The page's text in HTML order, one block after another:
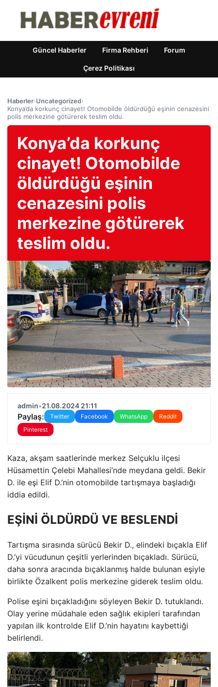
Güncel Haberler Firma Rehberi Forum
Çerez Politikası
Haberler›Uncategorized›
Konya’da korkunç cinayet! Otomobilde öldürdüğü eşinin cenazesini
polis merkezine götürerek teslim oldu.
Konya’da korkunç
cinayet! Otomobilde
öldürdüğü eşinin
cenazesini polis
merkezine götürerek
teslim oldu.
admin•21.08.2024 21:11
Paylaş: Twitter Facebook WhatsApp
Reddit
Pinterest
Kaza, akşam saatlerinde merkez Selçuklu ilçesi
Hüsamettin Çelebi Mahallesi’nde meydana geldi. Bekir
D. ile eşi Elif D.’nin otomobilde tartışmaya başladığı
iddia edildi.
EŞİNİ ÖLDÜRDÜ VE BESLENDİ
Tartışma sırasında sürücü Bekir D., elindeki bıçakla Elif
D.’yi vücudunun çeşitli yerlerinden bıçakladı. Sürücü,
daha sonra aracında bıçaklanmış halde bulunan eşiyle
birlikte Özalkent polis merkezine giderek teslim oldu.
Polise eşini bıçakladığını söyleyen Bekir D. tutuklandı.
Olay yerine müdahale eden sağlık ekipleri tarafından
yapılan ilk kontrolde Elif D.’nin hayatını kaybettiği
belirlendi.